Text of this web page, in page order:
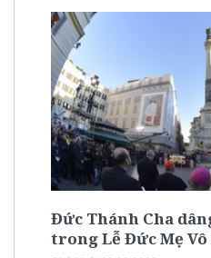
Đức Thánh Cha
trong Lễ Đức Mẹ